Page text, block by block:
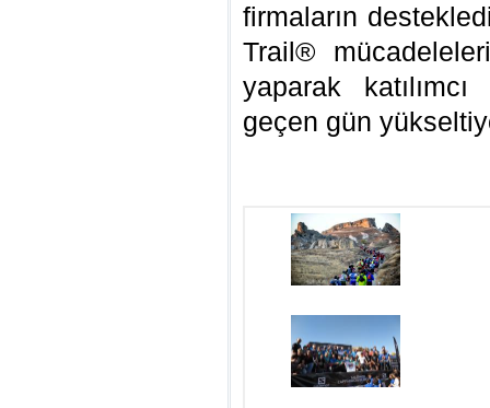
firmaların
Trail®
yaparak
geçen gün